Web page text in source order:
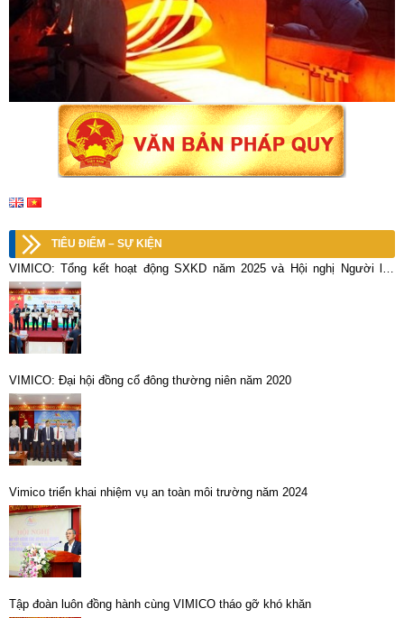
TIÊU ĐIỂM – SỰ KIỆN
VIMICO: Tổng kết hoạt động SXKD năm 2025 và Hội nghị Người lao
động năm 2026
VIMICO: Đại hội đồng cổ đông thường niên năm 2020
Vimico triển khai nhiệm vụ an toàn môi trường năm 2024
Tập đoàn luôn đồng hành cùng VIMICO tháo gỡ khó khăn